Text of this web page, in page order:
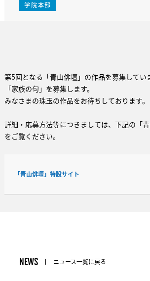
学院本部
第5回となる「青山俳壇」の作品を募集してい
「家族の句」を募集します。
みなさまの珠玉の作品をお待ちしております。
詳細・応募方法等につきましては、下記の「
をご覧ください。
「青山俳壇」特設サイト
NEWS ニュース一覧に戻る